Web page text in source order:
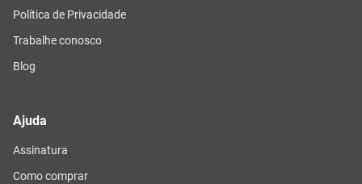
Política de Privacidade
Trabalhe conosco
Blog
Ajuda
Assinatura
Como comprar